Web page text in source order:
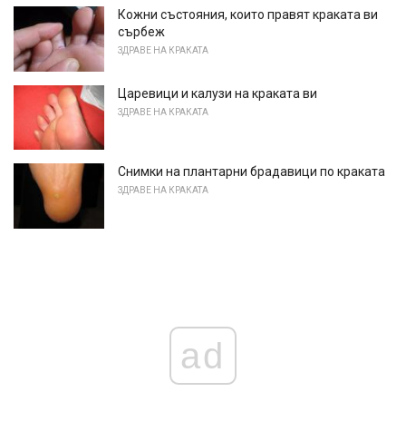
Кожни състояния, които правят краката ви
сърбеж
ЗДРАВЕ НА КРАКАТА
Царевици и калузи на краката ви
ЗДРАВЕ НА КРАКАТА
Снимки на плантарни брадавици по краката
ЗДРАВЕ НА КРАКАТА
ad